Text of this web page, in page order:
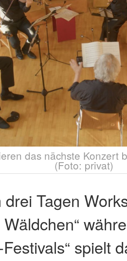
das nächste Konzert
(Foto: privat)
drei Tagen
Wäldchen“
spielt